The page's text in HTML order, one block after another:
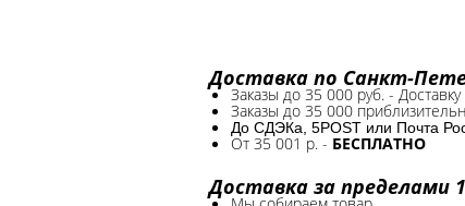
Доставка по Санкт-
Заказы до 35 000 руб. -
Заказы до 35 000
До СДЭКа, 5POST или Почта
От 35 001 р. - БЕСПЛАТНО
Доставка за пределами